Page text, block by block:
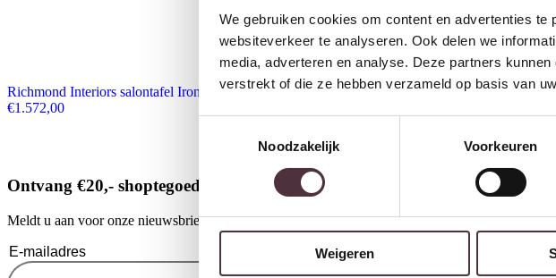
We gebruiken cookies om content en advertenties
websiteverkeer te analyseren. Ook delen we
media, adverteren en analyse. Deze partners
verstrekt of die ze hebben verzameld op basis van
Noodzakelijk
Voorkeuren
Weigeren
Richmond Interiors salontafel Ironville 140x80x40 cm marmer
€1.572,00
Tower Living salontafel
Ontvang €20,- shoptegoed
Meldt u aan voor onze nieuwsbrief en ontvang €20,- shoptegoed voor uw volgende bestelling